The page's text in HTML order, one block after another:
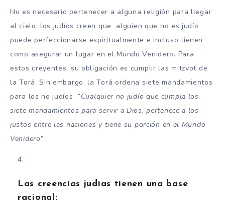
No es necesario pertenecer a alguna religión para llegar
al cielo; los judíos creen que alguien que no es judío
puede perfeccionarse espiritualmente e incluso tienen
como asegurar un lugar en el Mundo Venidero. Para
estos creyentes, su obligación es cumplir las mitzvot de
la Torá. Sin embargo, la Torá ordena siete mandamientos
para los no judíos, “Cualquier no judío que cumpla los
siete mandamientos para servir a Dios, pertenece a los
justos entre las naciones y tiene su porción en el Mundo
Venidero”.
Las creencias judías tienen una base
racional: